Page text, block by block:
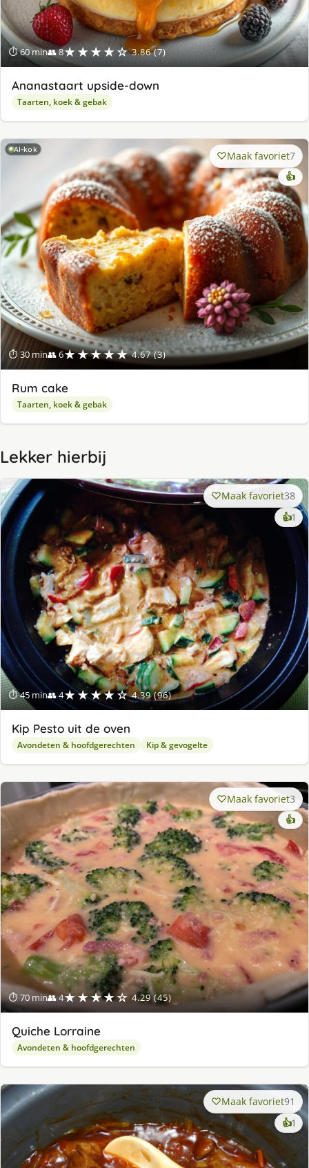
⏱ 60 min👥 8★★★★☆ 3.86 (7)
Ananastaart upside-down
Taarten, koek & gebak
AI-kok
⏱ 30 min👥 6★★★★★ 4.67 (3)
Maak favoriet7
👍
Rum cake
Taarten, koek & gebak
Lekker hierbij
⏱ 45 min👥 4★★★★☆ 4.39 (96)
Maak favoriet38
👍1
Kip Pesto uit de oven
Avondeten & hoofdgerechten Kip & gevogelte
⏱ 70 min👥 4★★★★☆ 4.29 (45)
Maak favoriet3
👍
Quiche Lorraine
Avondeten & hoofdgerechten
Maak favoriet91
👍1